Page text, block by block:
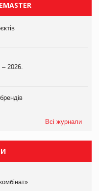
– 2026.
Всі журнали